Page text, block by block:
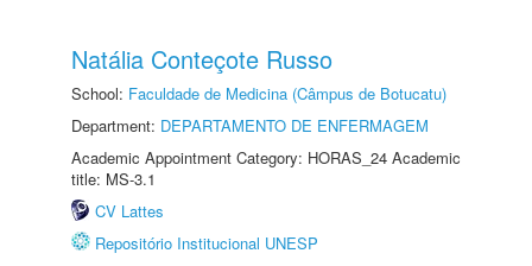
Natália Conteçote Russo
School: Faculdade de Medicina (Câmpus de Botucatu)
Department: DEPARTAMENTO DE ENFERMAGEM
Academic Appointment Category: HORAS_24 Academic
title: MS-3.1
CV Lattes
Repositório Institucional UNESP